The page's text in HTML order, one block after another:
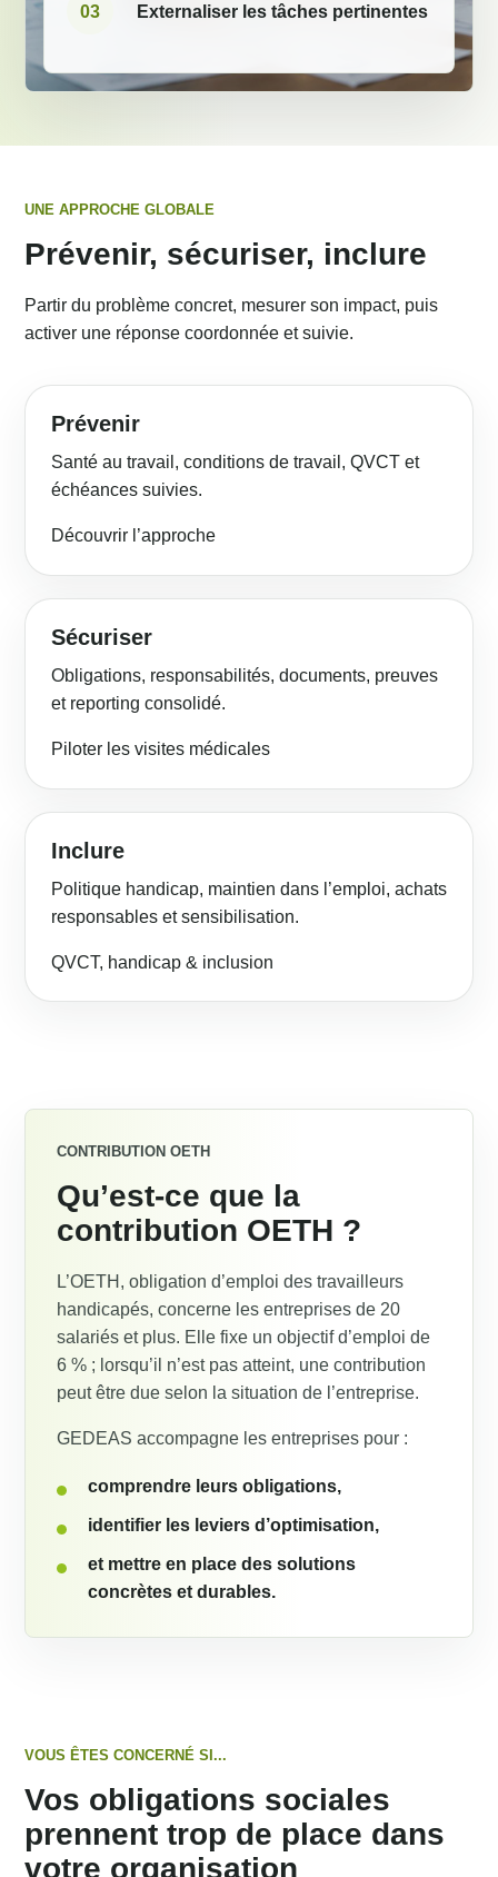
03 Externaliser les tâches pertinentes
UNE APPROCHE GLOBALE
Prévenir, sécuriser, inclure
Partir du problème concret, mesurer son impact, puis
activer une réponse coordonnée et suivie.
Prévenir
Santé au travail, conditions de travail, QVCT et
échéances suivies.
Découvrir l’approche
Sécuriser
Obligations, responsabilités, documents, preuves
et reporting consolidé.
Piloter les visites médicales
Inclure
Politique handicap, maintien dans l’emploi, achats
responsables et sensibilisation.
QVCT, handicap & inclusion
CONTRIBUTION OETH
Qu’est-ce que la
contribution OETH ?
L’OETH, obligation d’emploi des travailleurs
handicapés, concerne les entreprises de 20
salariés et plus. Elle fixe un objectif d’emploi de
6 % ; lorsqu’il n’est pas atteint, une contribution
peut être due selon la situation de l’entreprise.
GEDEAS accompagne les entreprises pour :
comprendre leurs obligations,
identifier les leviers d’optimisation,
et mettre en place des solutions
concrètes et durables.
VOUS ÊTES CONCERNÉ SI...
Vos obligations sociales
prennent trop de place dans
votre organisation